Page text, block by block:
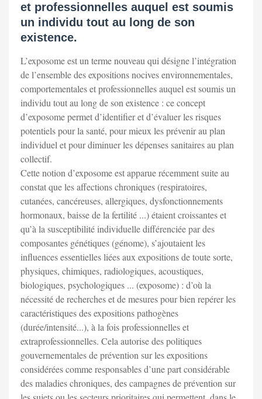
et professionnelles auquel est soumis
un individu tout au long de son
existence.
L’exposome est un terme nouveau qui désigne l’intégration
de l’ensemble des expositions nocives environnementales,
comportementales et professionnelles auquel est soumis un
individu tout au long de son existence : ce concept
d’exposome permet d’identifier et d’évaluer les risques
potentiels pour la santé, pour mieux les prévenir au plan
individuel et pour diminuer les dépenses sanitaires au plan
collectif.
Cette notion d’exposome est apparue récemment suite au
constat que les affections chroniques (respiratoires,
cutanées, cancéreuses, allergiques, dysfonctionnements
hormonaux, baisse de la fertilité ...) étaient croissantes et
qu’à la susceptibilité individuelle différenciée par des
composantes génétiques (génome), s’ajoutaient les
influences essentielles liées aux expositions de toute sorte,
physiques, chimiques, radiologiques, acoustiques,
biologiques, psychologiques ... (exposome) : d’où la
nécessité de recherches et de mesures pour bien repérer les
caractéristiques des expositions pathogènes
(durée/intensité...), à la fois professionnelles et
extraprofessionnelles. Cela autorise des politiques
gouvernementales de prévention sur les expositions
considérées comme responsables d’une part considérable
des maladies chroniques, des campagnes de prévention sur